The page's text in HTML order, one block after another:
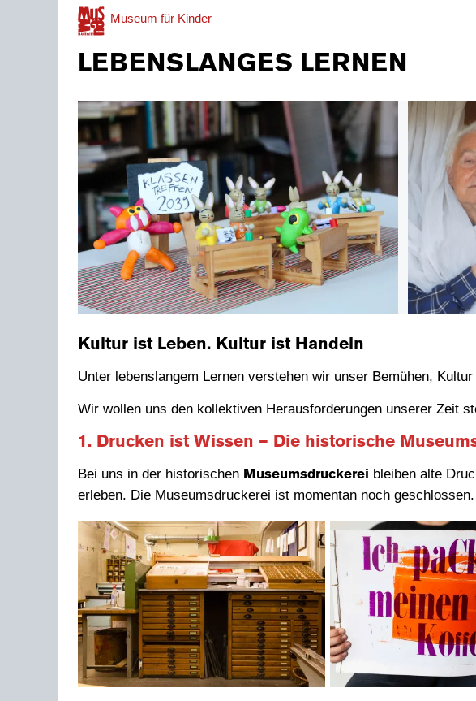
Museum für Kinder
LEBENSLANGES LERNEN
Kultur ist Leben. Kultur ist Handeln
Unter lebenslangem Lernen verstehen wir unser Bemühen,
Wir wollen uns den kollektiven Herausforderungen unserer Zeit
1. Drucken ist Wissen – Die historische
Bei uns in der historischen Museumsdruckerei bleiben alte
erleben. Die Museumsdruckerei ist momentan noch geschlossen.